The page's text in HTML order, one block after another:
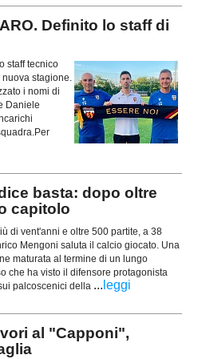
Definito lo staff di
staff tecnico
stagione.
i nomi di
Daniele
basta: dopo oltre
capitolo
di vent'anni e oltre 500 partite, a 38
Mengoni saluta il calcio giocato. Una
maturata al termine di un lungo
che ha visto il difensore protagonista
palcoscenici della ... leggi
al "Capponi",